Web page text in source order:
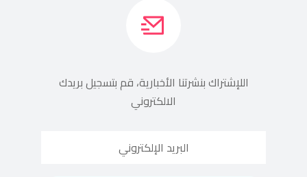
اللإشتراك بنشرتنا الأخبارية، قم بتسجيل بريدك
الالكتروني